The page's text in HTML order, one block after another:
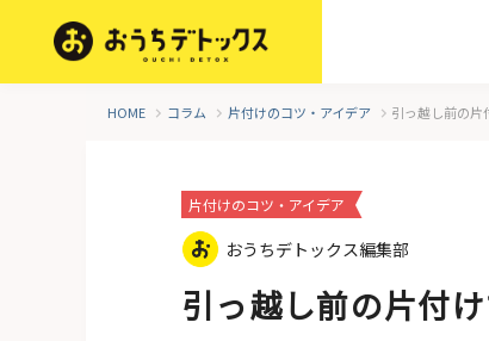
HOME コラム 片付けのコツ・アイデア 引っ越し前の片
片付けのコツ・アイデア
おうちデトックス編集部
引っ越し前の片付